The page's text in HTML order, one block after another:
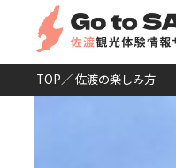
TOP／ 佐渡の楽しみ方